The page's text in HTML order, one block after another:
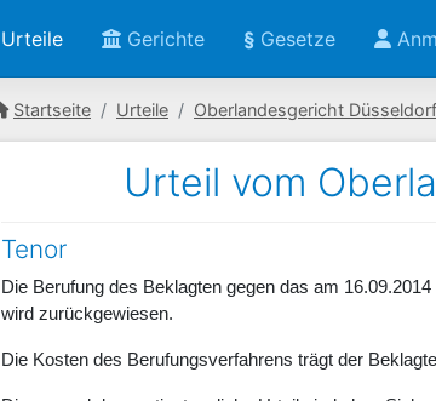
Urteile Gerichte § Gesetze
Startseite Urteile Oberlandesgericht Düsseldorf
Urteil vom
Tenor
Die Berufung des Beklagten gegen das am
wird zurückgewiesen.
Die Kosten des Berufungsverfahrens trägt der